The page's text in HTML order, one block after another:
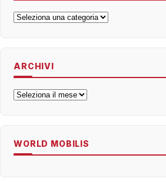
Categorie
ARCHIVI
Archivi
WORLD MOBILIS